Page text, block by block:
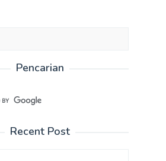
Pencarian
Recent Post